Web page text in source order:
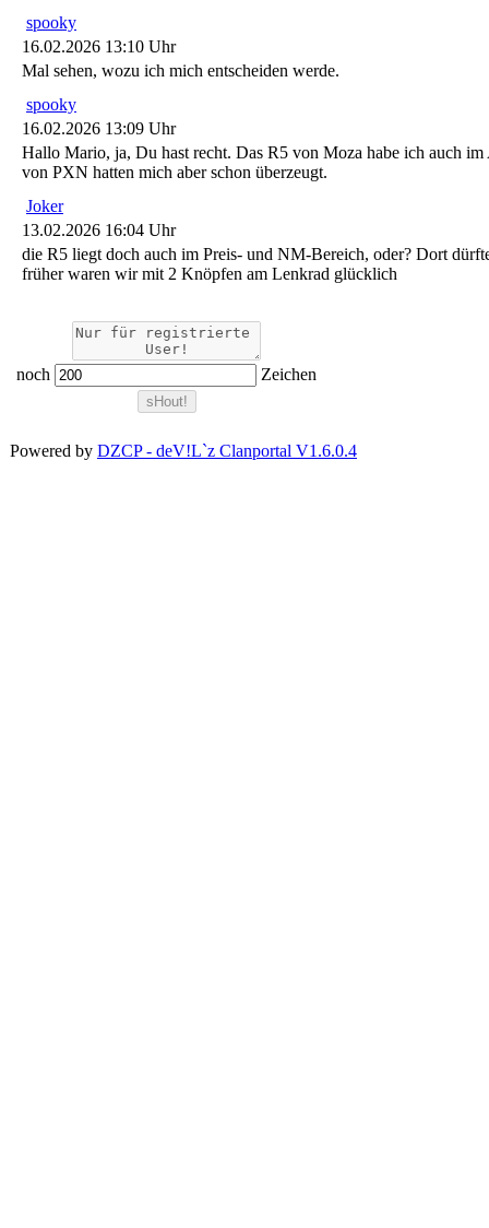
spooky
16.02.2026 13:10 Uhr
Mal sehen, wozu ich mich entscheiden werde.
spooky
16.02.2026 13:09 Uhr
Hallo Mario, ja, Du hast recht. Das R5 von Moza habe ich auch
von PXN hatten mich aber schon überzeugt.
Joker
13.02.2026 16:04 Uhr
die R5 liegt doch auch im Preis- und NM-Bereich, oder? Dort
früher waren wir mit 2 Knöpfen am Lenkrad glücklich
noch Zeichen
Powered by DZCP - deV!L`z Clanportal V1.6.0.4